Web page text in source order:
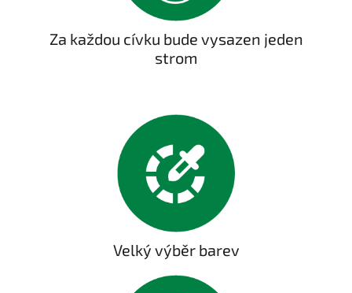
Za každou cívku bude vysazen jeden
strom
Velký výběr barev